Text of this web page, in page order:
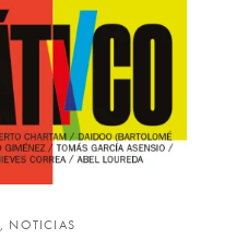
, NOTICIAS